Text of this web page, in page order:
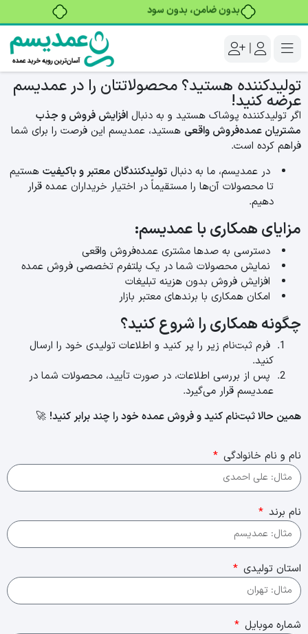
بدون ضامن، بدون سود
|
تولیدکننده هستید؟ محصولاتتان را در عمدیسم
عرضه کنید!
اگر تولیدکننده پوشاک هستید و به دنبال افزایش فروش و جذب
مشتریان عمده‌فروش واقعی هستید، عمدیسم این فرصت را برای شما
فراهم کرده است.
در عمدیسم، ما به دنبال تولیدکنندگان معتبر و باکیفیت هستیم
تا محصولات آن‌ها را مستقیماً در اختیار خریداران عمده قرار
دهیم.
مزایای همکاری با عمدیسم:
دسترسی به صدها مشتری عمده‌فروش واقعی
نمایش محصولات شما در یک پلتفرم تخصصی فروش عمده
افزایش فروش بدون هزینه تبلیغات
امکان همکاری با برندهای معتبر بازار
چگونه همکاری را شروع کنید؟
فرم ثبت‌نام زیر را پر کنید و اطلاعات تولیدی خود را ارسال
کنید.
پس از بررسی اطلاعات، در صورت تأیید، محصولات شما در
عمدیسم قرار می‌گیرد.
همین حالا ثبت‌نام کنید و فروش عمده خود را چند برابر کنید! 🚀
نام و نام خانوادگی
نام برند
استان تولیدی
شماره موبایل